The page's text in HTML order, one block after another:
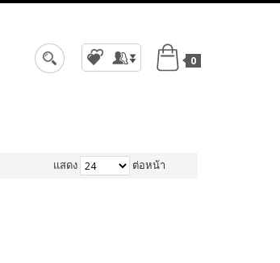
0
แสดง ต่อหน้า